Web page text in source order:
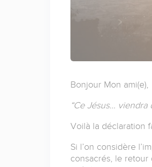
Bonjour Mon ami(e),
“Ce Jésus… viendra
Voilà la déclaration
Si l’on considère
consacrés, le retour